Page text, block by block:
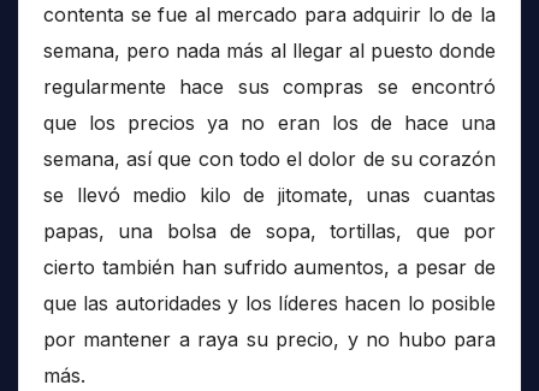
contenta se fue al mercado para adquirir lo de la
semana, pero nada más al llegar al puesto donde
regularmente hace sus compras se encontró
que los precios ya no eran los de hace una
semana, así que con todo el dolor de su corazón
se llevó medio kilo de jitomate, unas cuantas
papas, una bolsa de sopa, tortillas, que por
cierto también han sufrido aumentos, a pesar de
que las autoridades y los líderes hacen lo posible
por mantener a raya su precio, y no hubo para
más.